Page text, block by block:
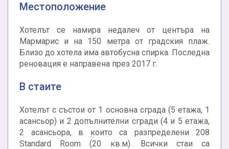
Местоположение
Хотелът се намира недалеч от центъра на
Мармарис и на 150 метра от градския плаж.
Близо до хотела има автобусна спирка. Последна
реновация е направена през 2017 г.
В стаите
Хотелът с състои от 1 основна сграда (5 етажа, 1
асансьор) и 2 допълнителни сгради (4 и 5 етажа,
2 асансьора, в които са разпределени 208
Standard Room (20 кв.м). Всички стаи са